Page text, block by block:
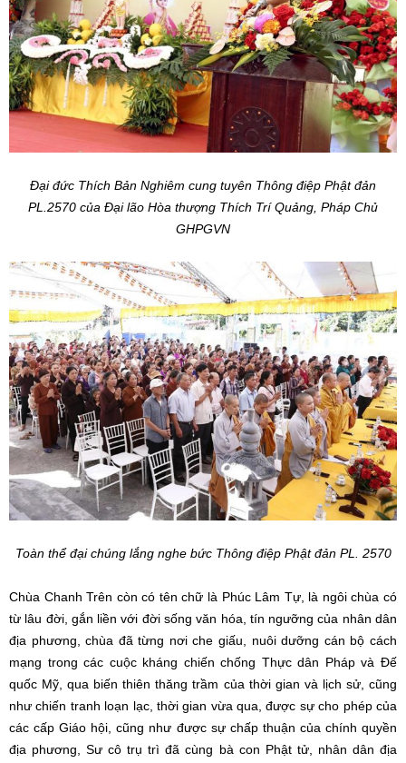
Đại đức Thích Bản Nghiêm cung tuyên Thông điệp Phật đản
PL.2570 của Đại lão Hòa thượng Thích Trí Quảng, Pháp Chủ
GHPGVN
Toàn thể đại chúng lắng nghe bức Thông điệp Phật đản PL. 2570
Chùa Chanh Trên còn có tên chữ là Phúc Lâm Tự, là ngôi chùa có
từ lâu đời, gắn liền với đời sống văn hóa, tín ngưỡng của nhân dân
địa phương, chùa đã từng nơi che giấu, nuôi dưỡng cán bộ cách
mạng trong các cuộc kháng chiến chống Thực dân Pháp và Đế
quốc Mỹ, qua biến thiên thăng trầm của thời gian và lịch sử, cũng
như chiến tranh loạn lạc, thời gian vừa qua, được sự cho phép của
các cấp Giáo hội, cũng như được sự chấp thuận của chính quyền
địa phương, Sư cô trụ trì đã cùng bà con Phật tử, nhân dân địa